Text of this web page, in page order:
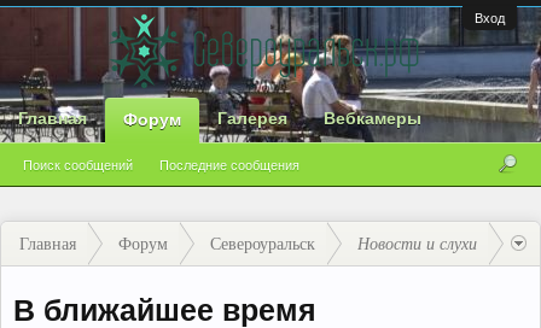
Вход
Главная Форум
Поиск сообщений Последние сообщения
Галерея Вебкамеры
Главная Форум Североуральск Новости и слухи
В ближайшее время